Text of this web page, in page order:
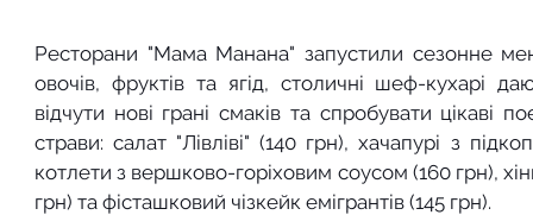
Ресторани "Мама Манана" запустили сезонне
овочів, фруктів та ягід, столичні шеф-кухарі
відчути нові грані смаків та спробувати цікаві
страви: салат "Лівліві" (140 грн), хачапурі з
котлети з вершково-горіховим соусом (160 грн),
грн) та фісташковий чізкейк емігрантів (145 грн).